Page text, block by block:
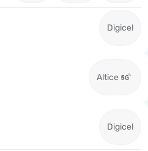
Digicel
Altice
Digicel